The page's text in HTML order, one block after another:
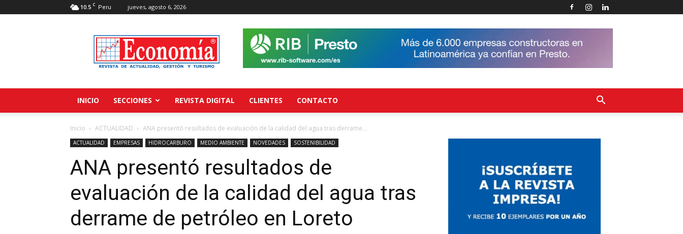
10.5 C Peru jueves, agosto 6, 2026
Revista
Economía
INICIO SECCIONES REVISTA DIGITAL CLIENTES CONTACTO
Inicio ACTUALIDAD ANA presentó resultados de evaluación de la calidad del agua tras derrame...
ACTUALIDAD EMPRESAS HIDROCARBURO MEDIO AMBIENTE NOVEDADES SOSTENIBILIDAD
ANA presentó resultados de
evaluación de la calidad del agua tras
derrame de petróleo en Loreto